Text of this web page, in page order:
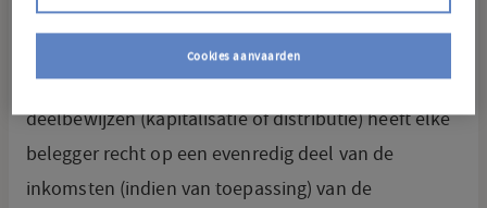
ook een versie in het Frans beschikbaar.
Recht op inkomsten –Afhankelijk van het type
deelbewijzen (kapitalisatie of distributie) heeft elke
belegger recht op een evenredig deel van de
inkomsten (indien van toepassing) van de
Cookies aanvaarden